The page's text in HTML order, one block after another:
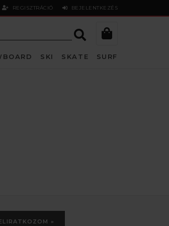
REGISZTRÁCIÓ BEJELENTKEZÉS
SKI SKATE SURF
»